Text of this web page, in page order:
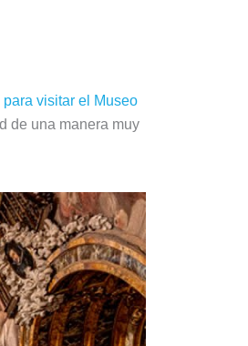
visitar el Museo
de una manera muy